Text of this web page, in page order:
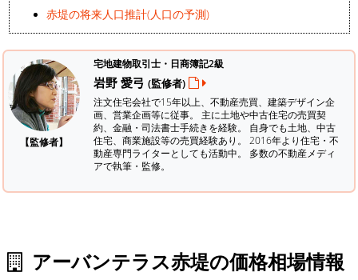
赤堤の将来人口推計(人口の予測)
【監修者】
宅地建物取引士・日商簿記2級
岩野 愛弓 (監修者)
注文住宅会社で15年以上、不動産売買、建築デザイン企
画、営業企画等に従事。 主に土地や中古住宅の売買契
約、金融・司法書士手続きを経験。 自身でも土地、中古
住宅、商業施設等の売買経験あり。 2016年より住宅・不
動産専門ライターとしても活動中。 多数の不動産メディ
アで執筆・監修。
アーバンテラス赤堤の価格相場情報